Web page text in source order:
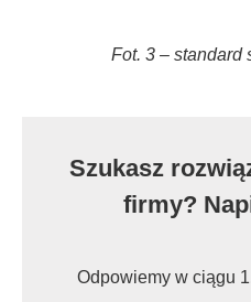
Fot. 3 – standard
Szukasz
firmy?
Odpowiemy w ciągu